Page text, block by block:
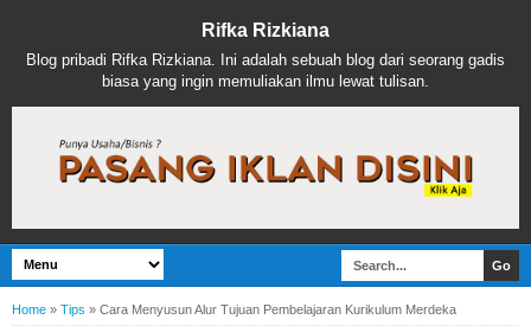
Rifka Rizkiana
Blog pribadi Rifka Rizkiana. Ini adalah sebuah blog dari seorang gadis
biasa yang ingin memuliakan ilmu lewat tulisan.
Home » Tips » Cara Menyusun Alur Tujuan Pembelajaran Kurikulum Merdeka